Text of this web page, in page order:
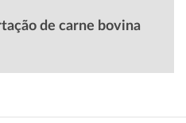
de carne bovina